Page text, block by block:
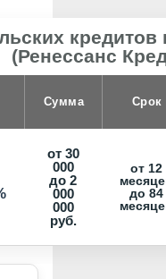
(Ренессанс
Сумма Срок
от 30
000
до 2
000
000
руб.
от 12
до 84